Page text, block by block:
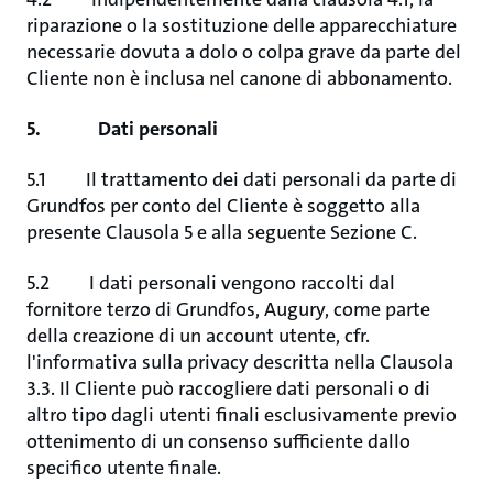
riparazione o la sostituzione delle apparecchiature
necessarie dovuta a dolo o colpa grave da parte del
Cliente non è inclusa nel canone di abbonamento.
5. Dati personali
5.1 Il trattamento dei dati personali da parte di
Grundfos per conto del Cliente è soggetto alla
presente Clausola 5 e alla seguente Sezione C.
5.2 I dati personali vengono raccolti dal
fornitore terzo di Grundfos, Augury, come parte
della creazione di un account utente, cfr.
l'informativa sulla privacy descritta nella Clausola
3.3. Il Cliente può raccogliere dati personali o di
altro tipo dagli utenti finali esclusivamente previo
ottenimento di un consenso sufficiente dallo
specifico utente finale.